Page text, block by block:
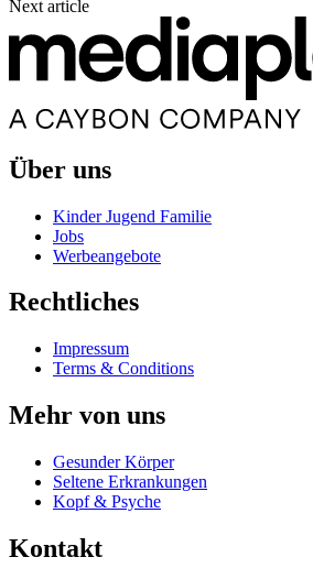
Next article
Über uns
Kinder Jugend Familie
Jobs
Werbeangebote
Rechtliches
Impressum
Terms & Conditions
Mehr von uns
Gesunder Körper
Seltene Erkrankungen
Kopf & Psyche
Kontakt